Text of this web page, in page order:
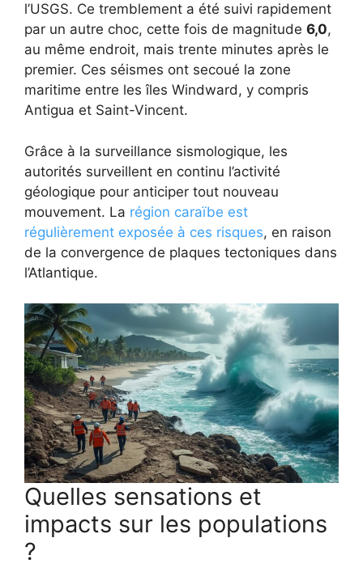
l’USGS. Ce tremblement a été suivi rapidement
par un autre choc, cette fois de magnitude 6,0,
au même endroit, mais trente minutes après le
premier. Ces séismes ont secoué la zone
maritime entre les îles Windward, y compris
Antigua et Saint-Vincent.
Grâce à la surveillance sismologique, les
autorités surveillent en continu l’activité
géologique pour anticiper tout nouveau
mouvement. La région caraïbe est
régulièrement exposée à ces risques, en raison
de la convergence de plaques tectoniques dans
l’Atlantique.
Quelles sensations et
impacts sur les populations
?